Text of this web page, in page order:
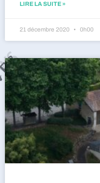
LIRE LA SUITE »
21 décembre 2020 0h00